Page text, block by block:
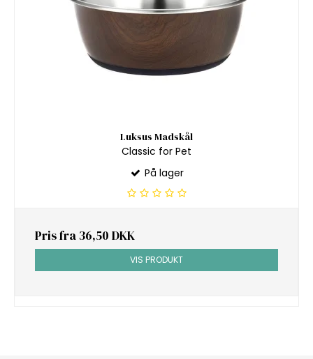
Luksus Madskål
Classic for Pet
På lager
Pris fra36,50 DKK
VIS PRODUKT